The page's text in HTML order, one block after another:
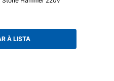
À LISTA